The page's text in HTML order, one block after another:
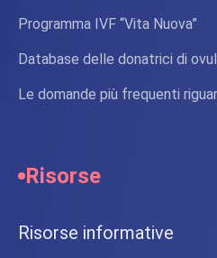
Programma IVF “Vita Nuova”
Database delle donatrici di
Le domande più frequenti
Risorse
Risorse informative